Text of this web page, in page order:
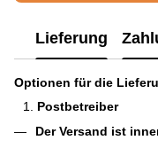
Lieferung
Optionen für die
Postbetreiber
Der Versand ist